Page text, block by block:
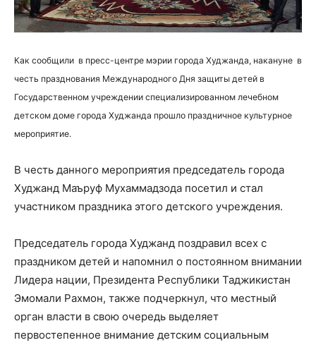
Как сообщили в пресс-центре мэрии города Худжанда, накануне в
честь празднования Международного Дня защиты детей в
Государственном учреждении специализированном лечебном
детском доме города Худжанда прошло праздничное культурное
мероприятие.
В честь данного мероприятия председатель города
Худжанд Маъруф Мухаммадзода посетил и стал
участником праздника этого детского учреждения.
Председатель города Худжанд поздравил всех с
праздником детей и напомнил о постоянном внимании
Лидера нации, Президента Республики Таджикистан
Эмомали Рахмон, также подчеркнул, что местный
орган власти в свою очередь выделяет
первостепенное внимание детским социальным